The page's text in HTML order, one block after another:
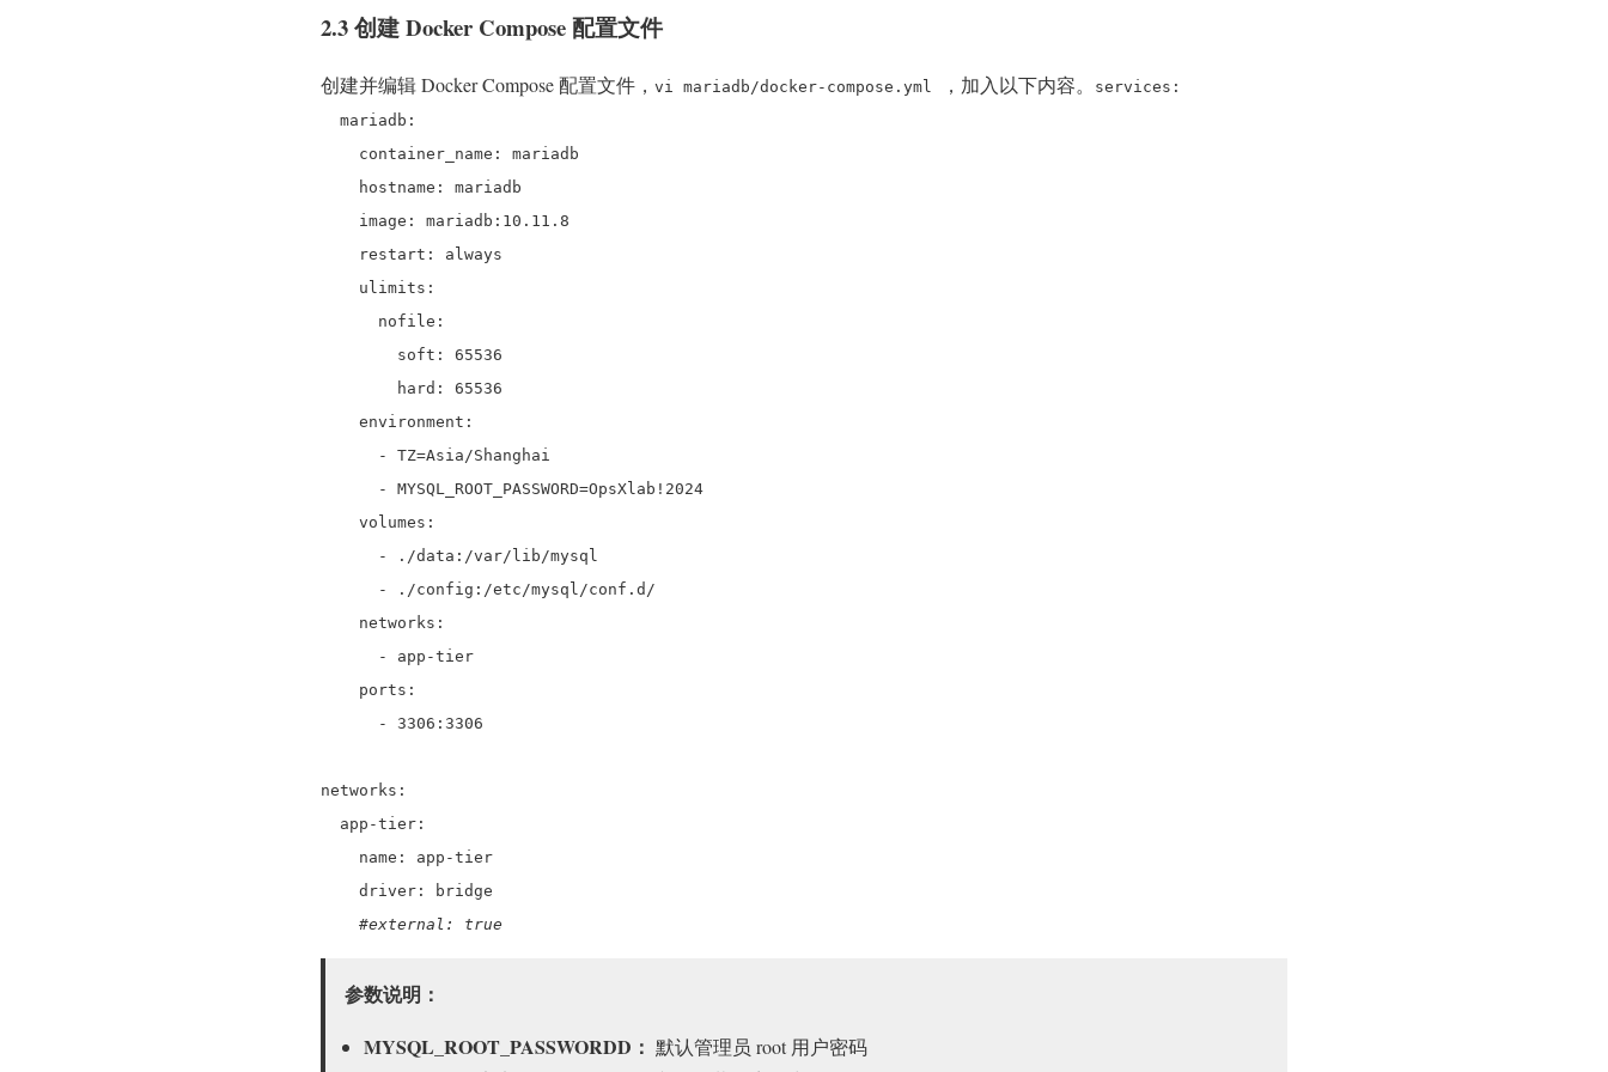
2.3 创建 Docker Compose 配置文件
创建并编辑 Docker Compose 配置文件， vi mariadb/docker-compose.yml ，加入以下内容。
services:
mariadb:
container_name: mariadb
hostname: mariadb
image: mariadb:10.11.8
restart: always
ulimits:
nofile:
soft: 65536
hard: 65536
environment:
- TZ=Asia/Shanghai
- MYSQL_ROOT_PASSWORD=OpsXlab!2024
volumes:
- ./data:/var/lib/mysql
- ./config:/etc/mysql/conf.d/
networks:
- app-tier
ports:
- 3306:3306
networks:
app-tier:
name: app-tier
driver: bridge
#external: true
参数说明：
MYSQL_ROOT_PASSWORDD： 默认管理员 root 用户密码